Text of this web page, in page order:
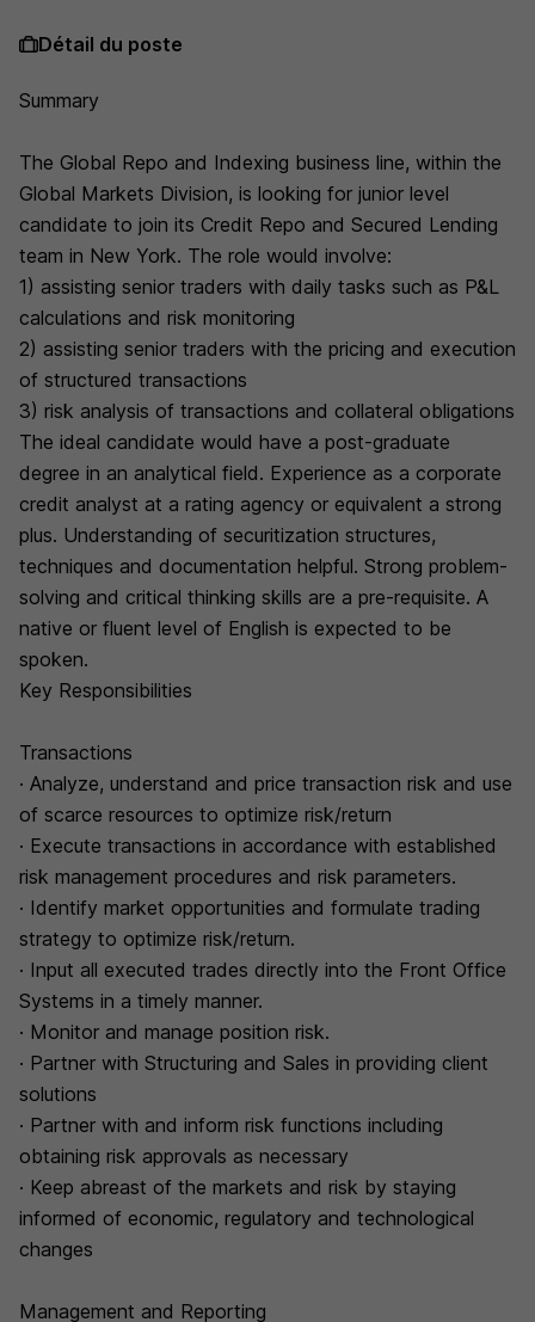
Détail du poste
Summary
The Global Repo and Indexing business line, within the
Global Markets Division, is looking for junior level
candidate to join its Credit Repo and Secured Lending
team in New York. The role would involve:
1) assisting senior traders with daily tasks such as P&L
calculations and risk monitoring
2) assisting senior traders with the pricing and execution
of structured transactions
3) risk analysis of transactions and collateral obligations
The ideal candidate would have a post-graduate
degree in an analytical field. Experience as a corporate
credit analyst at a rating agency or equivalent a strong
plus. Understanding of securitization structures,
techniques and documentation helpful. Strong problem-
solving and critical thinking skills are a pre-requisite. A
native or fluent level of English is expected to be
spoken.
Key Responsibilities
Transactions
· Analyze, understand and price transaction risk and use
of scarce resources to optimize risk/return
· Execute transactions in accordance with established
risk management procedures and risk parameters.
· Identify market opportunities and formulate trading
strategy to optimize risk/return.
· Input all executed trades directly into the Front Office
Systems in a timely manner.
· Monitor and manage position risk.
· Partner with Structuring and Sales in providing client
solutions
· Partner with and inform risk functions including
obtaining risk approvals as necessary
· Keep abreast of the markets and risk by staying
informed of economic, regulatory and technological
changes
Management and Reporting